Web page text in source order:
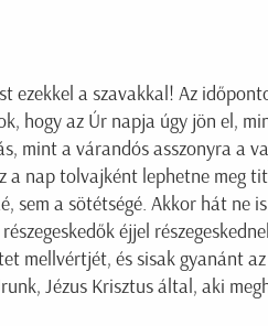
ezekkel a szavakkal! Az
hogy az Úr napja úgy jön el,
mint a várandós asszonyra a
a nap tolvajként lephetne meg
sem a sötétségé. Akkor hát
éjjel
mellvértjét, és sisak gyanánt
Jézus Krisztus által, aki